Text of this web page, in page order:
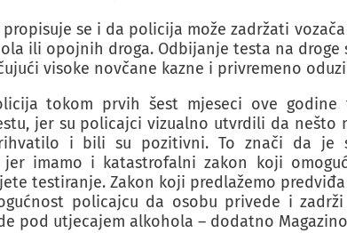
se i da policija može zadržati
ili opojnih droga. Odbijanje testa na droge
visoke novčane kazne i privremeno
tokom prvih šest mjeseci ove godine
jer su policajci vizualno utvrdili da nešto
i bili su pozitivni. To znači da je
jer imamo i katastrofalni zakon koji
testiranje. Zakon koji predlažemo
policajcu da osobu privede i
pod utjecajem alkohola – dodatno